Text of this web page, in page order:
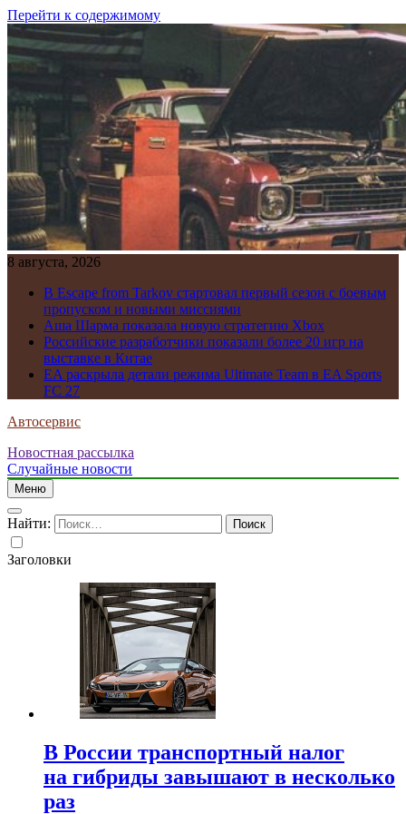
Перейти к содержимому
8 августа, 2026
В Escape from Tarkov стартовал первый сезон с боевым
пропуском и новыми миссиями
Аша Шарма показала новую стратегию Xbox
Российские разработчики показали более 20 игр на
выставке в Китае
EA раскрыла детали режима Ultimate Team в EA Sports
FC 27
Автосервис
Новостная рассылка
Случайные новости
Меню
Найти:
Заголовки
В России транспортный налог
на гибриды завышают в несколько
раз